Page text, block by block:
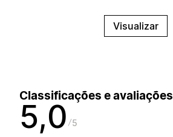
Visualizar
Classificações e avaliações
5,0 5